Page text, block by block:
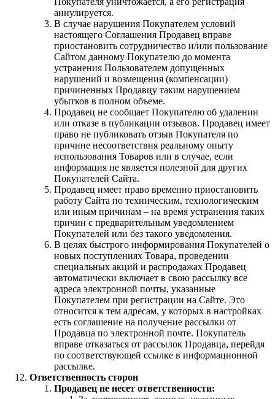
аннулируется.
В случае нарушения Покупателем условий
настоящего Соглашения Продавец вправе
приостановить сотрудничество и/или пользование
Сайтом данному Покупателю до момента
устранения Пользователем допущенных
нарушений и возмещения (компенсации)
причиненных Продавцу таким нарушением
убытков в полном объеме.
Продавец не сообщает Покупателю об удалении
или отказе в публикации отзывов. Продавец имеет
право не публиковать отзыв Покупателя по
причине несоответствия реальному опыту
использования Товаров или в случае, если
информация не является полезной для других
Покупателей Сайта.
Продавец имеет право временно приостановить
работу Сайта по техническим, технологическим
или иным причинам – на время устранения таких
причин с предварительным уведомлением
Покупателей или без такого уведомления.
В целях быстрого информирования Покупателей о
новых поступлениях Товара, проведении
специальных акций и распродажах Продавец
автоматически включает в свою рассылку все
адреса электронной почты, указанные
Покупателем при регистрации на Сайте. Это
относится к тем адресам, у которых в настройках
есть соглашение на получение рассылки от
Продавца по электронной почте. Покупатель
вправе отказаться от рассылок Продавца, перейдя
по соответствующей ссылке в информационной
рассылке.
Ответственность сторон
Продавец не несет ответственности: